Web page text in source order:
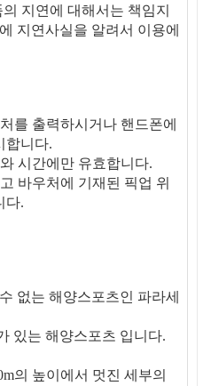
지연에 대해서는 책임지
지연사실을 알려서 이용에
를 출력하시거나 핸드폰에
합니다.
시간에만 유효합니다.
바우처에 기재된 픽업 위
다.
없는 해양스포츠인 파라세
있는 해양스포츠 입니다.
의 높이에서 멋진 세부의